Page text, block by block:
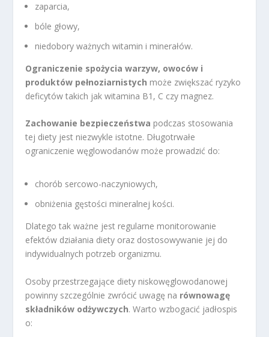
zaparcia,
bóle głowy,
niedobory ważnych witamin i minerałów.
Ograniczenie spożycia warzyw, owoców i
produktów pełnoziarnistych może zwiększać ryzyko
deficytów takich jak witamina B1, C czy magnez.
Zachowanie bezpieczeństwa podczas stosowania
tej diety jest niezwykle istotne. Długotrwałe
ograniczenie węglowodanów może prowadzić do:
chorób sercowo-naczyniowych,
obniżenia gęstości mineralnej kości.
Dlatego tak ważne jest regularne monitorowanie
efektów działania diety oraz dostosowywanie jej do
indywidualnych potrzeb organizmu.
Osoby przestrzegające diety niskowęglowodanowej
powinny szczególnie zwrócić uwagę na równowagę
składników odżywczych. Warto wzbogacić jadłospis
o: